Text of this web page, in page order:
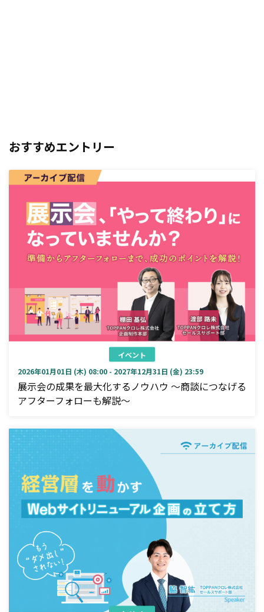
おすすめエントリー
イベント
2026年01月01日 (木) 08:00 - 2027年12月31日 (金) 23:59
展示会の成果を最大化するノウハウ ～商談につなげる
アフターフォローも解説～